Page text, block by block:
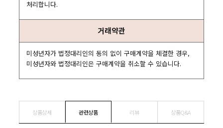
처리합니다.
거래약관
미성년자가 법정대리인의 동의 없이 구매계약을 체결한 경우,
미성년자와 법정대리인은 구매계약을 취소할 수 있습니다.
상품상세 관련상품 리뷰 상품Q&A